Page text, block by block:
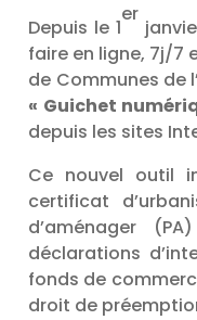
Depuis le 1
er
faire en ligne, 7j/7
de Communes de
« Guichet
depuis les sites
Ce nouvel outil
certificat
d’aménager
déclarations
fonds de
droit de